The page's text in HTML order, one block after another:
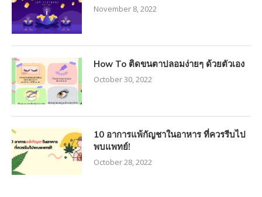
November 8, 2022
How To ติดขนตาปลอมง่ายๆ ด้วยตัวเอง
October 30, 2022
10 อาการแพ้กัญชาในอาหาร ที่ควรรีบไป
พบแพทย์!
October 28, 2022